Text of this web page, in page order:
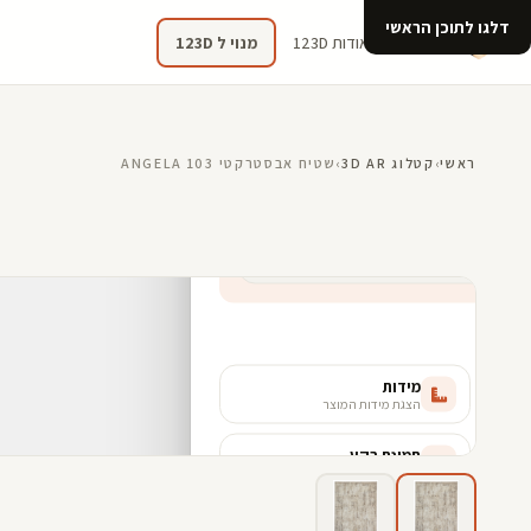
דלגו לתוכן הראשי
קטלוג אודות 123D מנוי ל 123D
ראשי› קטלוג 3D AR › שטיח אבסטרקטי ANGELA 103